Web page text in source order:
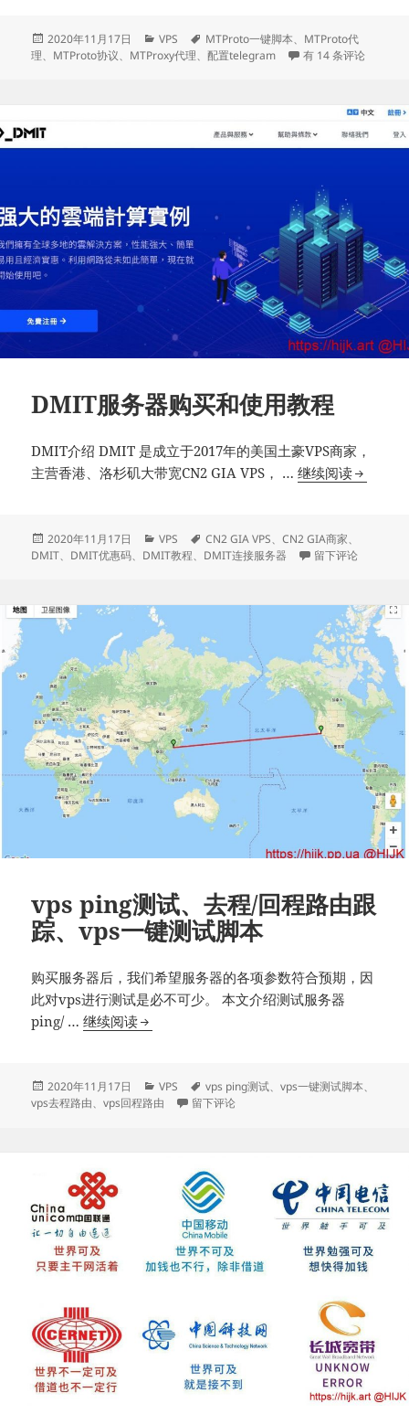
建
Telegram
理
发
布
2020年11月17日
分
类
VPS
标
签
MTProto一键脚本、 MTProto代
理、 MTProto协议、 MTProxy代理、配置telegram 一键搭建Telegram
有 14 条评论
DMIT服务器购买和使用教程
DMIT介绍 DMIT 是成立于2017年的美国土豪VPS商家，
主营香港、洛杉矶大带宽CN2 GIA VPS， …继续阅读DMIT
购
和
使
用
教
程
发
布
2020年11月17日
分
类
VPS
标
签
CN2 GIA VPS、CN2 GIA商家、
DMIT、 DMIT优惠码、 DMIT教程、 DMIT连接服务器 于DMIT服务器购
留下评论
vps ping测试、去程/回程路由跟
踪、vps一键测试脚本
购买服务器后，我们希望服务器的各项参数符合预期，因
此对vps进行测试是必不可少。 本文介绍测试服务器
ping/ …继续阅读vps
试、
去
踪、
键
测
发
布
2020年11月17日
分
类
VPS
标
签
vps ping测试、vps一键测试脚本、
vps去程路由、vps回程路由 于vps ping测试、去程/回程路由跟踪、vps
留下评论